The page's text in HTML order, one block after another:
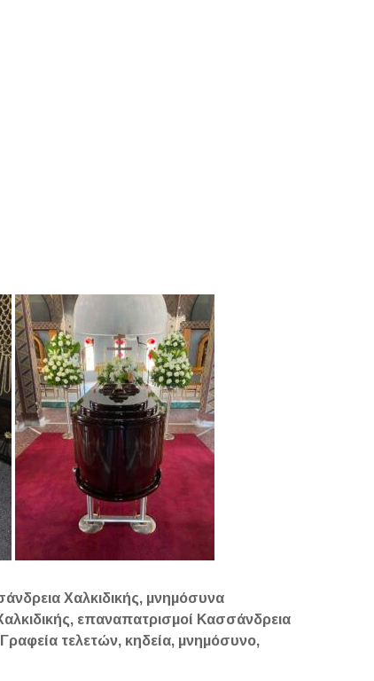
Χαλκιδικής, μνημόσυνα
επαναπατρισμοί Κασσάνδρεια
τελετών, κηδεία, μνημόσυνο,